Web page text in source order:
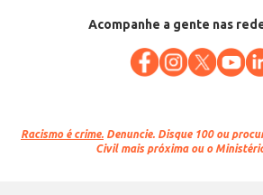
Acompanhe a gente nas
Racismo é crime. Denuncie. Disque 100 ou
Civil mais próxima ou o